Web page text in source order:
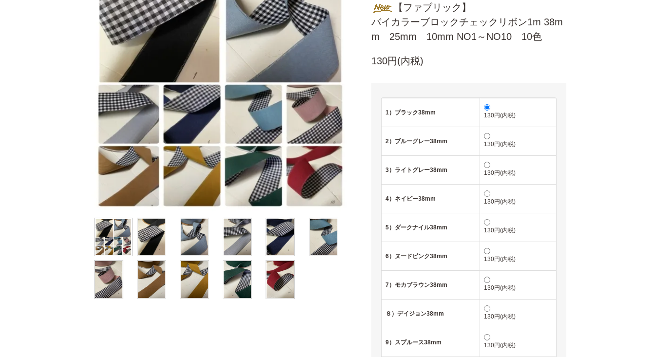
【ファブリック】
バイカラーブロックチェックリボン1m 38m
m 25mm 10mm NO1～NO10 10色
130円(内税)
1）ブラック38mm 130円(内税)
2）ブルーグレー38mm 130円(内税)
3）ライトグレー38mm 130円(内税)
4）ネイビー38mm 130円(内税)
5）ダークナイル38mm 130円(内税)
6）ヌードピンク38mm 130円(内税)
7）モカブラウン38mm 130円(内税)
８）デイジョン38mm 130円(内税)
9）スプルース38mm 130円(内税)